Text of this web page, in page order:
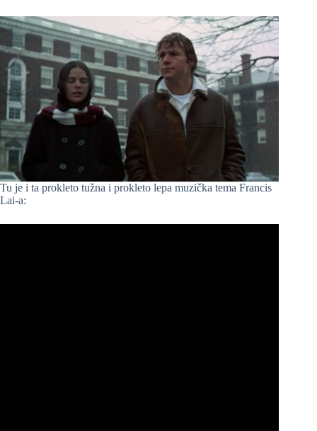
Tu je i ta prokleto tužna i prokleto lepa muzička tema Francis
Lai-a: